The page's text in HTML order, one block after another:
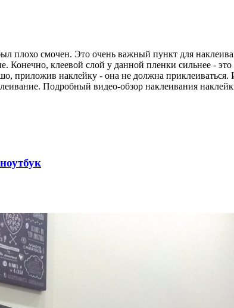
плохо смочен. Это очень важный пункт для
Конечно, клеевой слой у данной пленки сильнее -
приложив наклейку - она не должна
Подробный видео-обзор наклеивания